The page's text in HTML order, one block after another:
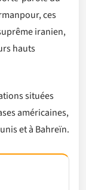
ces
iranien,
hauts
situées
américaines,
et à Bahreïn.